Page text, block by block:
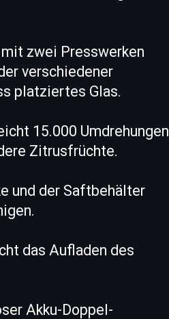
zwei Presswerken
verschiedener
platziertes Glas.
15.000 Umdrehungen
Zitrusfrüchte.
und der Saftbehälter
das Aufladen des
Akku-Doppel-